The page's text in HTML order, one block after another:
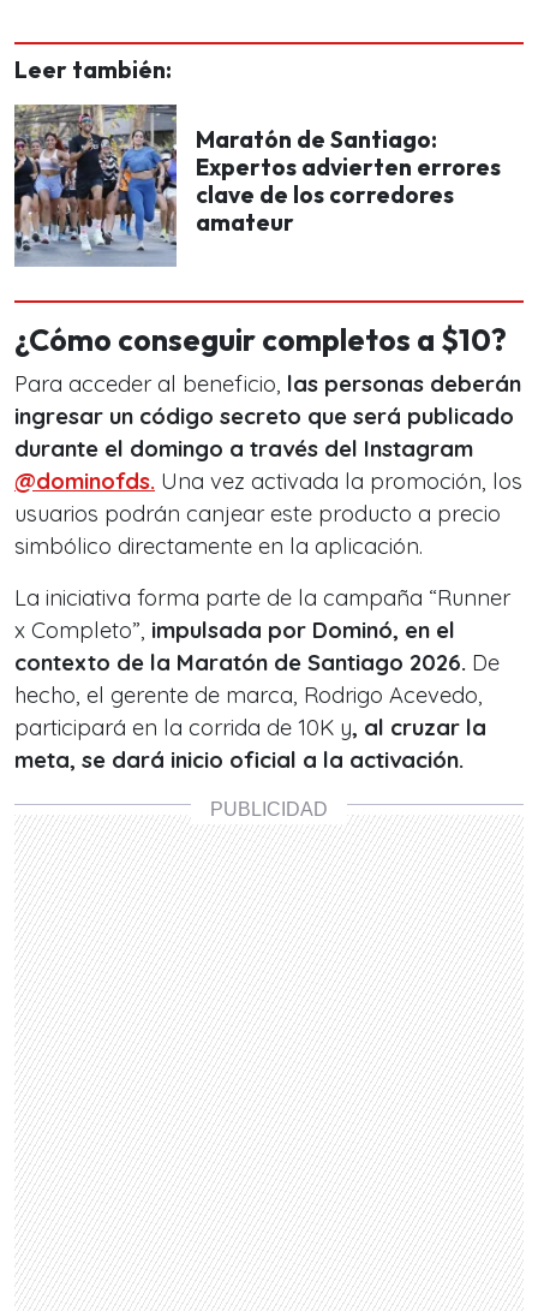
Leer también:
Maratón de Santiago:
Expertos advierten errores
clave de los corredores
amateur
¿Cómo conseguir completos a $10?
Para acceder al beneficio, las personas deberán
ingresar un código secreto que será publicado
durante el domingo a través del Instagram
@dominofds. Una vez activada la promoción, los
usuarios podrán canjear este producto a precio
simbólico directamente en la aplicación.
La iniciativa forma parte de la campaña “Runner
x Completo”, impulsada por Dominó, en el
contexto de la Maratón de Santiago 2026. De
hecho, el gerente de marca, Rodrigo Acevedo,
participará en la corrida de 10K y, al cruzar la
meta, se dará inicio oficial a la activación.